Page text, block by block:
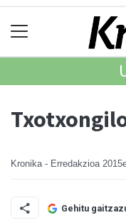
Kronika - Erredakzioa
Gehitu